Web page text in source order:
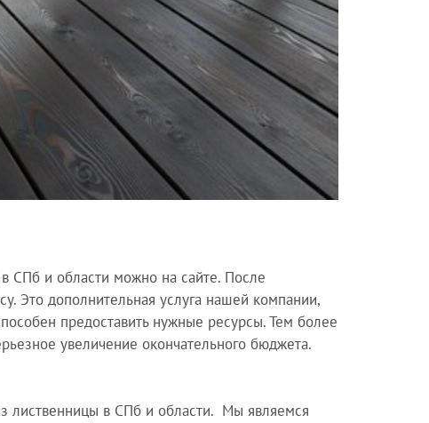
СПб и области можно на сайте. После
Это дополнительная услуга нашей компании,
предоставить нужные ресурсы. Тем более
увеличение окончательного бюджета.
лиственницы в СПб и области. Мы являемся